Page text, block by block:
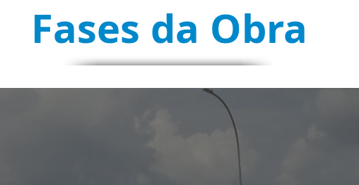
Fases da Obra